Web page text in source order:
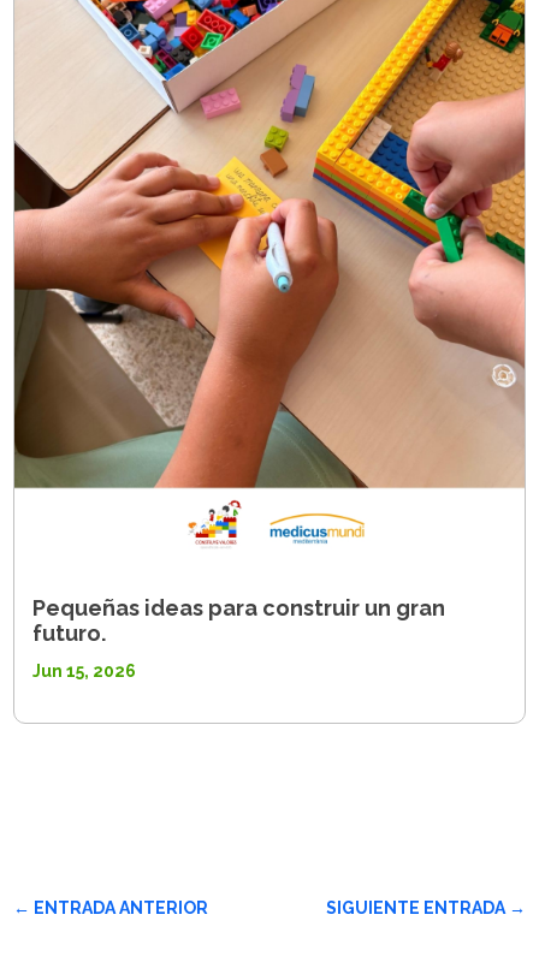
Pequeñas ideas para construir un gran
futuro.
Jun 15, 2026
← ENTRADA ANTERIOR SIGUIENTE ENTRADA→